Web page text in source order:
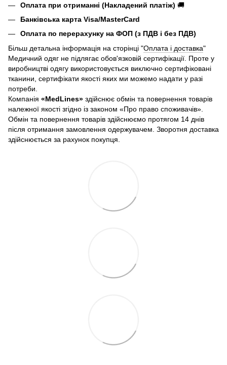
Оплата при отриманні (Накладений платіж) 🚚
Банківська карта Visa/MasterCard
Оплата по перерахунку на ФОП (з ПДВ і без ПДВ)
Більш детальна інформація на сторінці "Оплата і доставка"
Медичний одяг не підлягає обов'язковій сертифікації. Проте у
виробництві одягу використовується виключно сертифіковані
тканини, сертифікати якості яких ми можемо надати у разі
потреби.
Компанія «MedLines» здійснює обмін та повернення товарів
належної якості згідно із законом «Про право споживачів».
Обмін та повернення товарів здійснюємо протягом 14 днів
після отримання замовлення одержувачем. Зворотня доставка
здійснюється за рахунок покупця.